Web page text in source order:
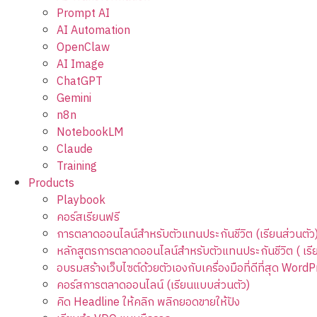
Prompt AI
AI Automation
OpenClaw
AI Image
ChatGPT
Gemini
n8n
NotebookLM
Claude
Training
Products
Playbook
คอร์สเรียนฟรี
การตลาดออนไลน์สำหรับตัวแทนประกันชีวิต (เรียนส่วนตัว)
หลักสูตรการตลาดออนไลน์สำหรับตัวแทนประกันชีวิต ( เ
อบรมสร้างเว็บไซต์ด้วยตัวเองกับเครื่องมือที่ดีที่สุด
คอร์สการตลาดออนไลน์ (เรียนแบบส่วนตัว)
คิด Headline ให้คลิก พลิกยอดขายให้ปัง